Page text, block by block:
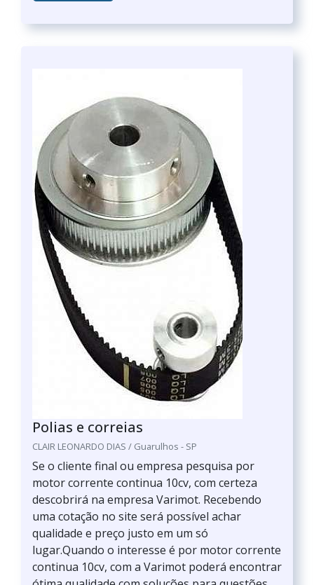
Polias e correias
CLAIR LEONARDO DIAS / Guarulhos - SP
Se o cliente final ou empresa pesquisa por
motor corrente continua 10cv, com certeza
descobrirá na empresa Varimot. Recebendo
uma cotação no site será possível achar
qualidade e preço justo em um só
lugar.Quando o interesse é por motor corrente
continua 10cv, com a Varimot poderá encontrar